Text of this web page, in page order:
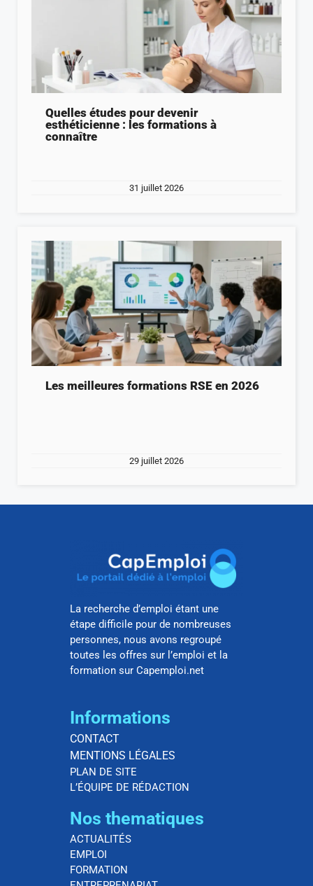
Quelles études pour devenir
esthéticienne : les formations à
connaître
31 juillet 2026
Les meilleures formations RSE en 2026
29 juillet 2026
La recherche d’emploi étant une
étape difficile pour de nombreuses
personnes, nous avons regroupé
toutes les offres sur l’emploi et la
formation sur Capemploi.net
Informations
CONTACT
MENTIONS LÉGALES
PLAN DE SITE
L’ÉQUIPE DE RÉDACTION
Nos thematiques
ACTUALITÉS
EMPLOI
FORMATION